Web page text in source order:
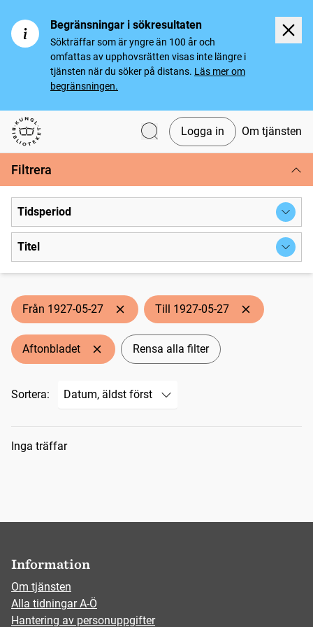
Begränsningar i sökresultaten
Sökträffar som är yngre än 100 år och
omfattas av upphovsrätten visas inte längre i
tjänsten när du söker på distans. Läs mer om
begränsningen.
Svenska tidningar
Logga in Om tjänsten
Filtrera
Tidsperiod
Titel
Från 1927-05-27 Till 1927-05-27
Aftonbladet Rensa alla filter
Sortera:
Sökresultat
Inga träffar
Information
Om tjänsten
Alla tidningar A-Ö
Hantering av personuppgifter